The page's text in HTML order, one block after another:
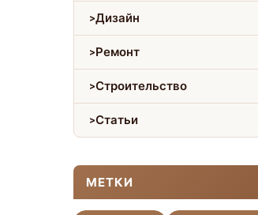
Дизайн
Ремонт
Строительство
Статьи
МЕТКИ